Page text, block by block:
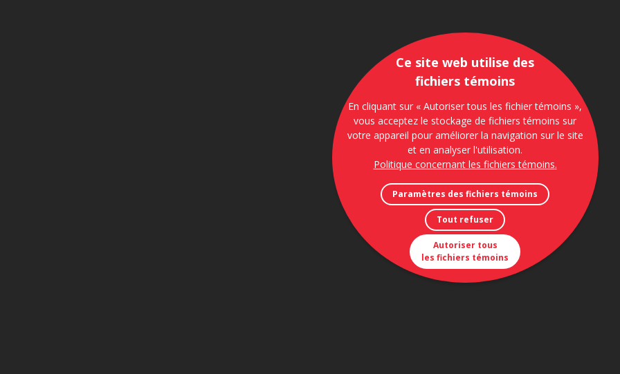
Ce site web utilise des
fichiers témoins
En cliquant sur « Autoriser tous les fichier témoins »,
vous acceptez le stockage de fichiers témoins sur
votre appareil pour améliorer la navigation sur le site
et en analyser l'utilisation.
Politique concernant les fichiers témoins.
Paramètres des fichiers témoins
Tout refuser
Autoriser tous
les fichiers témoins